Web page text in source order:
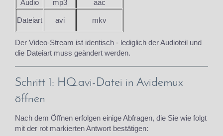
Audio
mp3 aac
Dateiart avi mkv
Der Video-Stream ist identisch - lediglich der Audioteil und
die Dateiart muss geändert werden.
Schritt 1: HQ.avi-Datei in Avidemux
öffnen
Nach dem Öffnen erfolgen einige Abfragen, die Sie wie folgt
mit der rot markierten Antwort bestätigen: